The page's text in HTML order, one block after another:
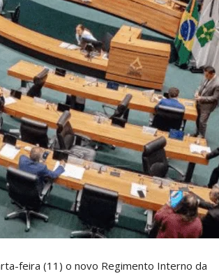
feira (11) o novo Regimento Interno da